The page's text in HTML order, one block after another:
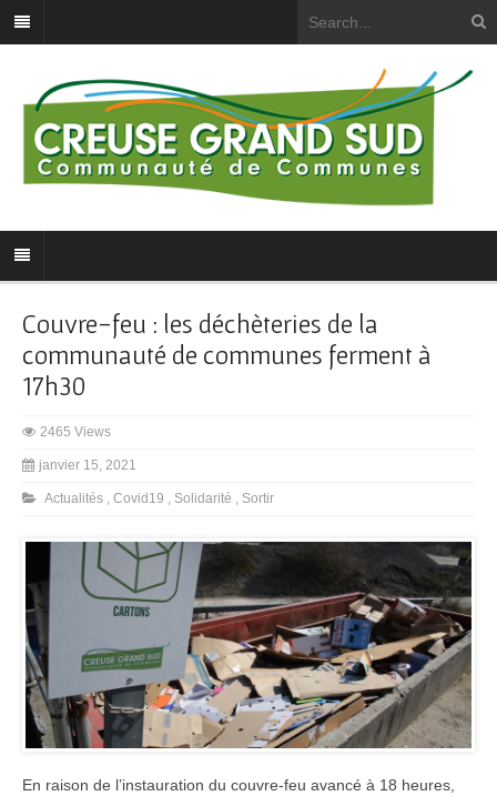
Couvre-feu : les déchèteries de la
communauté de communes ferment à
17h30
2465 Views
janvier 15, 2021
Actualités , Covid19 , Solidarité , Sortir
En raison de l’instauration du couvre-feu avancé à 18 heures,